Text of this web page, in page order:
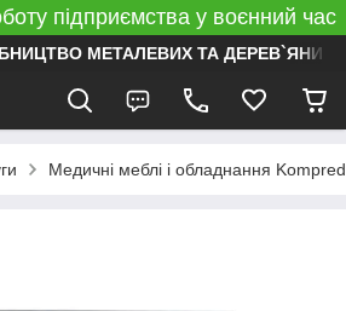
підприємства у воєнний час
МЕТАЛЕВИХ ТА ДЕРЕВ`ЯНИХ
Медичні меблі і обладнання Kompred